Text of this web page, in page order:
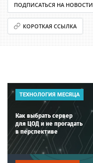
ПОДПИСАТЬСЯ НА НОВОСТИ
КОРОТКАЯ ССЫЛКА
ТЕХНОЛОГИЯ МЕСЯЦА
Как выбрать сервер
для ЦОД и не прогадать
в перспективе